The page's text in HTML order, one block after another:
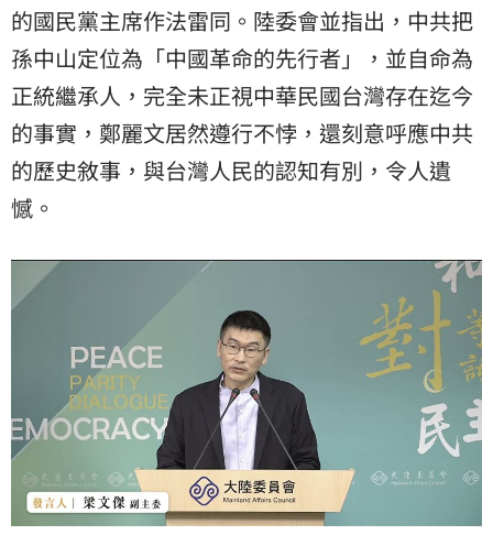
的國民黨主席作法雷同。陸委會並指出，中共把
孫中山定位為「中國革命的先行者」，並自命為
正統繼承人，完全未正視中華民國台灣存在迄今
的事實，鄭麗文居然遵行不悖，還刻意呼應中共
的歷史敘事，與台灣人民的認知有別，令人遺
憾。